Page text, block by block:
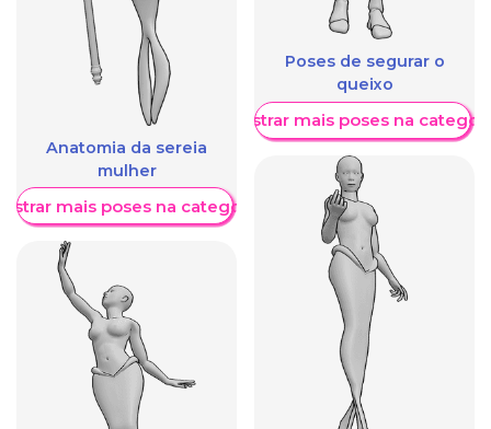
Anatomia da sereia
mulher
mais poses na categoria
Poses de segurar o
queixo
Mostrar mais poses na